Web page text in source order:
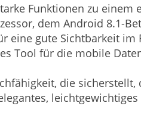
Funktionen zu
dem Android 8.1-
eine gute Sichtbarkeit im
Tool für die mobile
die